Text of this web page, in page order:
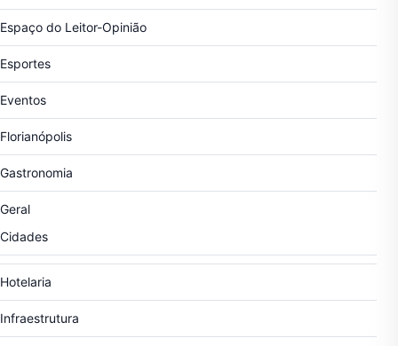
Espaço do Leitor-Opinião
Esportes
Eventos
Florianópolis
Gastronomia
Geral
Cidades
Hotelaria
Infraestrutura